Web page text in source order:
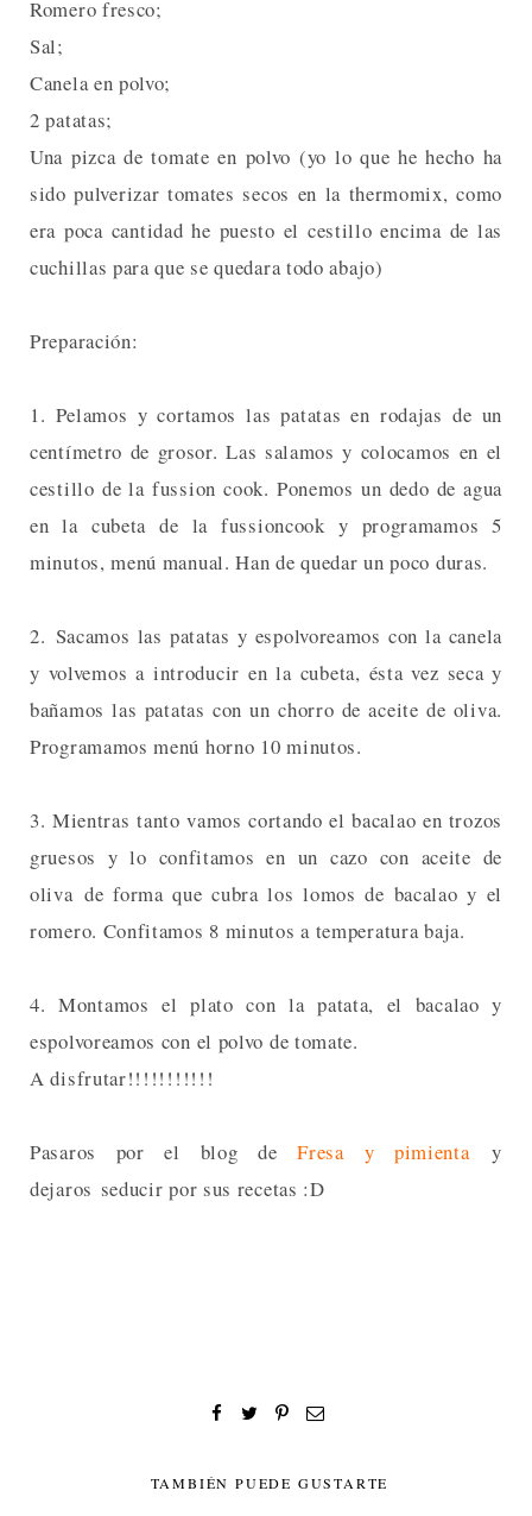
Romero fresco;
Sal;
Canela en polvo;
2 patatas;
Una pizca de tomate en polvo (yo lo que he hecho ha
sido pulverizar tomates secos en la thermomix, como
era poca cantidad he puesto el cestillo encima de las
cuchillas para que se quedara todo abajo)
Preparación:
1. Pelamos y cortamos las patatas en rodajas de un
centímetro de grosor. Las salamos y colocamos en el
cestillo de la fussion cook. Ponemos un dedo de agua
en la cubeta de la fussioncook y programamos 5
minutos, menú manual. Han de quedar un poco duras.
2. Sacamos las patatas y espolvoreamos con la canela
y volvemos a introducir en la cubeta, ésta vez seca y
bañamos las patatas con un chorro de aceite de oliva.
Programamos menú horno 10 minutos.
3. Mientras tanto vamos cortando el bacalao en trozos
gruesos y lo confitamos en un cazo con aceite de
oliva de forma que cubra los lomos de bacalao y el
romero. Confitamos 8 minutos a temperatura baja.
4. Montamos el plato con la patata, el bacalao y
espolvoreamos con el polvo de tomate.
A disfrutar!!!!!!!!!!!
Pasaros por el blog deFresa y pimientay
dejaros seducir por sus recetas :D
TAMBIÉN PUEDE GUSTARTE